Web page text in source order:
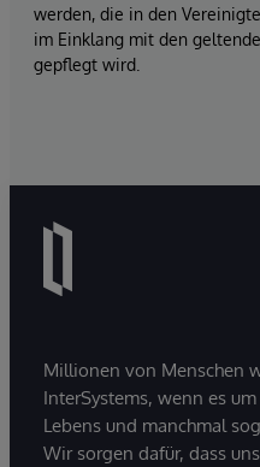
werden, die in den
im Einklang mit den
gepflegt wird.
Millionen von Menschen
InterSystems, wenn es
Lebens und manchmal
Wir sorgen dafür, dass